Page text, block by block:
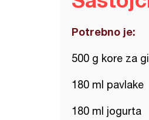
Potrebno je:
500 g kore za
180 ml pavlake
180 ml jogurta